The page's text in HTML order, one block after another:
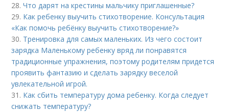
28.Что дарят на крестины мальчику приглашенные?
29. Как ребенку выучить стихотворение. Консультация
«Как помочь ребёнку выучить стихотворение?»
30. Тренировка для самых маленьких. Из чего состоит
зарядка Маленькому ребенку вряд ли понравятся
традиционные упражнения, поэтому родителям придется
проявить фантазию и сделать зарядку веселой
увлекательной игрой.
31. Как сбить температуру дома ребенку. Когда следует
снижать температуру?